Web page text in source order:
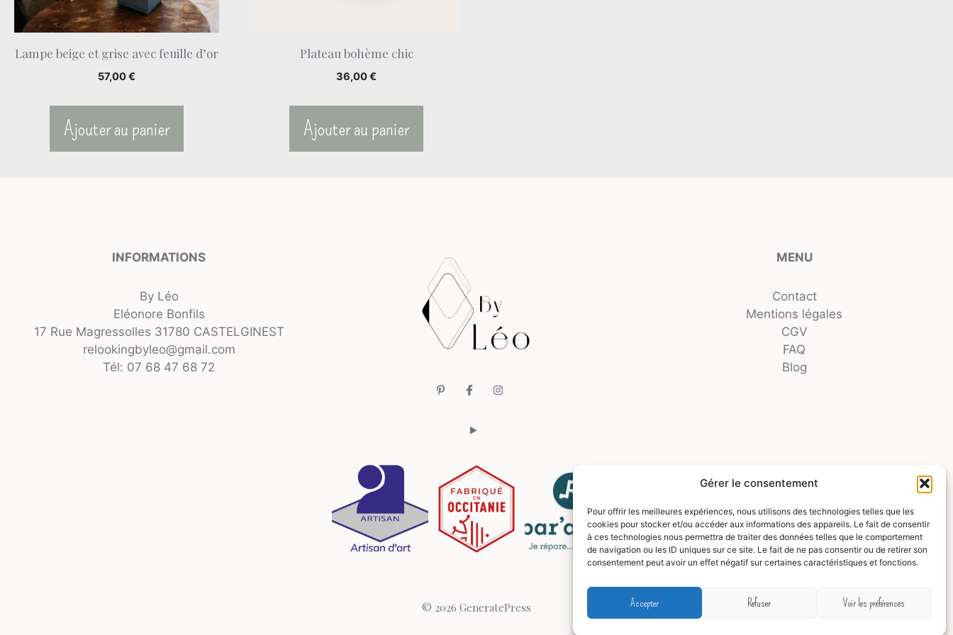
Gérer le consentement
Pour offrir les meilleures expériences, nous utilisons des technologies telles que les
cookies pour stocker et/ou accéder aux informations des appareils. Le fait de consentir
à ces technologies nous permettra de traiter des données telles que le comportement
de navigation ou les ID uniques sur ce site. Le fait de ne pas consentir ou de retirer son
consentement peut avoir un effet négatif sur certaines caractéristiques et fonctions.
Accepter Refuser Voir les préférences
Lampe beige et grise avec feuille d’or
57,00€
Ajouter au panier
Plateau bohème chic
36,00€
Ajouter au panier
INFORMATIONS
By Léo
Eléonore Bonfils
17 Rue Magressolles 31780 CASTELGINEST
relookingbyleo@gmail.com
Tél: 07 68 47 68 72
MENU
Contact
Mentions légales
CGV
FAQ
Blog
© 2026 GeneratePress